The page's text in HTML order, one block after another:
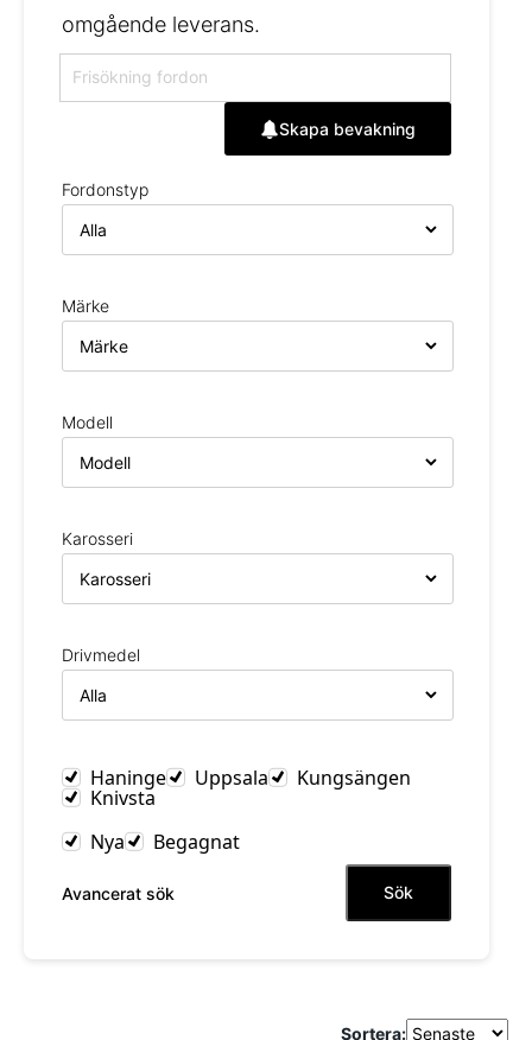
omgående leverans.
Skapa bevakning
Fordonstyp
Märke
Modell
Karosseri
Drivmedel
Haninge Uppsala Kungsängen
Knivsta
Nya
Begagnat
Avancerat sök Sök
Sortera: